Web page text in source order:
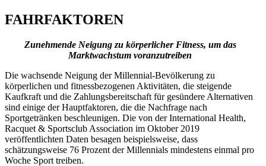
FAHRFAKTOREN
Zunehmende Neigung zu körperlicher Fitness, um das
Marktwachstum voranzutreiben
Die wachsende Neigung der Millennial-Bevölkerung zu
körperlichen und fitnessbezogenen Aktivitäten, die steigende
Kaufkraft und die Zahlungsbereitschaft für gesündere Alternativen
sind einige der Hauptfaktoren, die die Nachfrage nach
Sportgetränken beschleunigen. Die von der International Health,
Racquet & Sportsclub Association im Oktober 2019
veröffentlichten Daten besagen beispielsweise, dass
schätzungsweise 76 Prozent der Millennials mindestens einmal pro
Woche Sport treiben.